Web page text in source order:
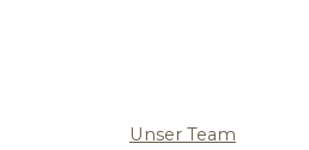
Unser Team